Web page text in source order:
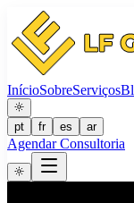
InícioSobreServiços
pt fr es ar
Agendar Consultoria